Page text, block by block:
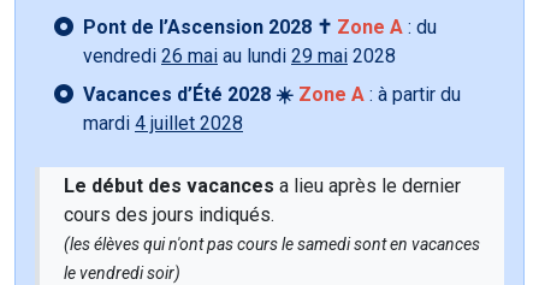
Pont de l’Ascension 2028 ✝️ Zone A : du
vendredi 26 mai au lundi 29 mai 2028
Vacances d’Été 2028 ☀️ Zone A : à partir du
mardi 4 juillet 2028
Le début des vacances a lieu après le dernier
cours des jours indiqués.
(les élèves qui n'ont pas cours le samedi sont en vacances
le vendredi soir)